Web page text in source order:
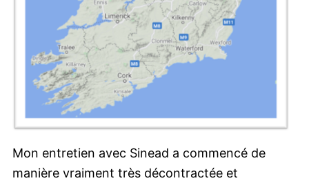
Mon entretien avec Sinead a commencé de
manière vraiment très décontractée et